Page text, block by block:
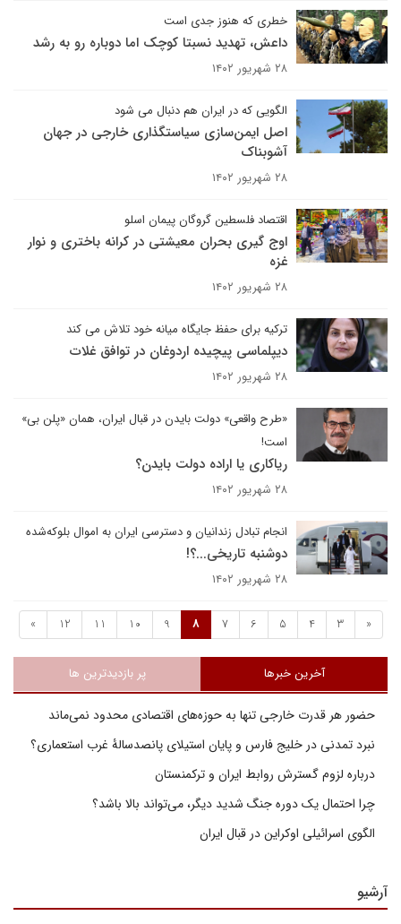
خطری که هنوز جدی است
داعش، تهدید نسبتا کوچک اما دوباره رو به رشد
۲۸ شهریور ۱۴۰۲
الگویی که در ایران هم دنبال می شود
اصل ایمن‌سازی سیاستگذاری خارجی در جهان
آشوبناک
۲۸ شهریور ۱۴۰۲
اقتصاد فلسطین گروگان پیمان اسلو
اوج گیری بحران معیشتی در کرانه باختری و نوار
غزه
۲۸ شهریور ۱۴۰۲
ترکیه برای حفظ جایگاه میانه خود تلاش می کند
دیپلماسی پیچیده اردوغان در توافق غلات
۲۸ شهریور ۱۴۰۲
«طرح واقعی» دولت بایدن در قبال ایران، همان «پلن بی»
است!
ریاکاری یا اراده دولت بایدن؟
۲۸ شهریور ۱۴۰۲
انجام تبادل زندانیان و دسترسی ایران به اموال بلوکه‌شده
دوشنبه تاریخی...؟!
۲۸ شهریور ۱۴۰۲
«
3
4
5
6
7
8
9
10
11
12
»
آخرین خبرها پر بازدیدترین ها
حضور هر قدرت خارجی تنها به حوزه‌های اقتصادی محدود نمی‌ماند
نبرد تمدنی در خلیج فارس و پایان استیلای پانصدسالۀ غرب استعماری؟
درباره لزوم گسترش روابط ایران و ترکمنستان
چرا احتمال یک دوره جنگ شدید دیگر، می‌تواند بالا باشد؟
الگوی اسرائیلی اوکراین در قبال ایران
آرشیو